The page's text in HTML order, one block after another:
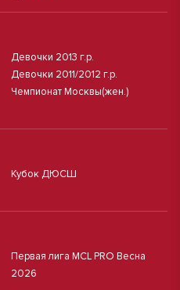
Девочки 2013 г.р.
Девочки 2011/2012 г.р.
Чемпионат Москвы(жен.)
Кубок ДЮСШ
Первая лига MCL PRO Весна
2026